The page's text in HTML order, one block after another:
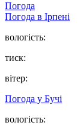
Погода
Погода в Ірпені
вологість:
тиск:
вітер:
Погода у Бучі
вологість: